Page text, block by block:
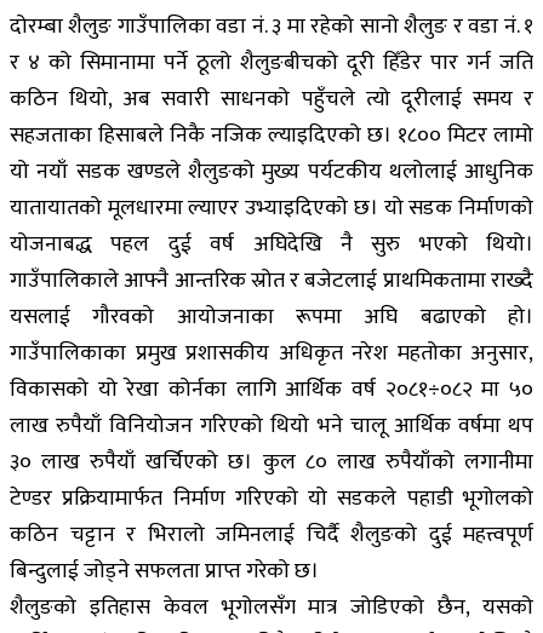
दोरम्बा शैलुङ गाउँपालिका वडा नं. ३ मा रहेको सानो शैलुङ र वडा नं. १
र ४ को सिमानामा पर्ने ठूलो शैलुङबीचको दूरी हिँडेर पार गर्न जति
कठिन थियो, अब सवारी साधनको पहुँचले त्यो दूरीलाई समय र
सहजताका हिसाबले निकै नजिक ल्याइदिएको छ। १८०० मिटर लामो
यो नयाँ सडक खण्डले शैलुङको मुख्य पर्यटकीय थलोलाई आधुनिक
यातायातको मूलधारमा ल्याएर उभ्याइदिएको छ। यो सडक निर्माणको
योजनाबद्ध पहल दुई वर्ष अघिदेखि नै सुरु भएको थियो।
गाउँपालिकाले आफ्नै आन्तरिक स्रोत र बजेटलाई प्राथमिकतामा राख्दै
यसलाई गौरवको आयोजनाका रूपमा अघि बढाएको हो।
गाउँपालिकाका प्रमुख प्रशासकीय अधिकृत नरेश महतोका अनुसार,
विकासको यो रेखा कोर्नका लागि आर्थिक वर्ष २०८१÷०८२ मा ५०
लाख रुपैयाँ विनियोजन गरिएको थियो भने चालू आर्थिक वर्षमा थप
३० लाख रुपैयाँ खर्चिएको छ। कुल ८० लाख रुपैयाँको लगानीमा
टेण्डर प्रक्रियामार्फत निर्माण गरिएको यो सडकले पहाडी भूगोलको
कठिन चट्टान र भिरालो जमिनलाई चिर्दै शैलुङको दुई महत्त्वपूर्ण
बिन्दुलाई जोड्ने सफलता प्राप्त गरेको छ।
शैलुङको इतिहास केवल भूगोलसँग मात्र जोडिएको छैन, यसको